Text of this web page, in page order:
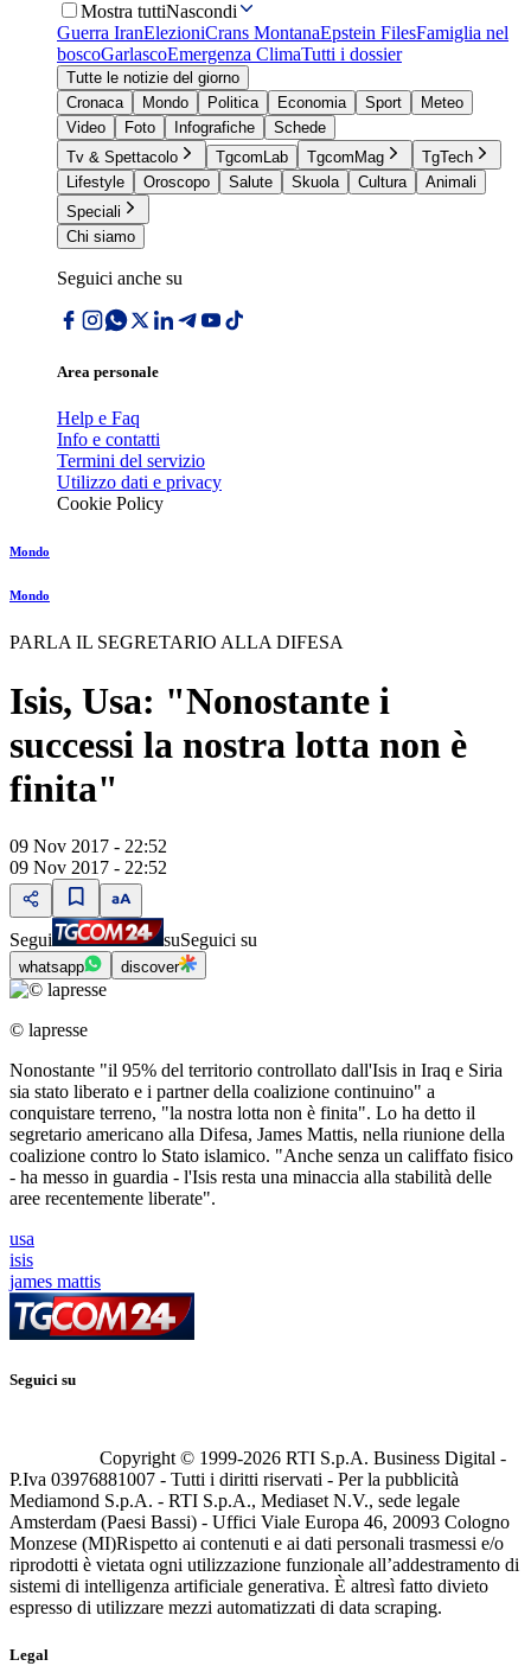
Mostra tuttiNascondi
Guerra IranElezioniCrans MontanaEpstein FilesFamiglia nel
boscoGarlascoEmergenza ClimaTutti i dossier
Tutte le notizie del giorno
Cronaca
Mondo Politica Economia Sport
Meteo
Video
Foto Infografiche
Schede
Tv & Spettacolo
TgcomLab TgcomMag
TgTech
Lifestyle
Oroscopo Salute Skuola Cultura
Animali
Speciali
Chi siamo
Seguici anche su
Area personale
Help e Faq
Info e contatti
Termini del servizio
Utilizzo dati e privacy
Cookie Policy
Mondo
Mondo
PARLA IL SEGRETARIO ALLA DIFESA
Isis, Usa: "Nonostante i
successi la nostra lotta non è
finita"
09 Nov 2017 - 22:52
09 Nov 2017 - 22:52
Segui suSeguici su
whatsapp discover
© lapresse
Nonostante "il 95% del territorio controllato dall'Isis in Iraq e Siria
sia stato liberato e i partner della coalizione continuino" a
conquistare terreno, "la nostra lotta non è finita". Lo ha detto il
segretario americano alla Difesa, James Mattis, nella riunione della
coalizione contro lo Stato islamico. "Anche senza un califfato fisico
- ha messo in guardia - l'Isis resta una minaccia alla stabilità delle
aree recentemente liberate".
usa
isis
james mattis
Seguici su
Copyright © 1999-2026 RTI S.p.A. Business Digital -
P.Iva 03976881007 - Tutti i diritti riservati - Per la pubblicità
Mediamond S.p.A. - RTI S.p.A., Mediaset N.V., sede legale
Amsterdam (Paesi Bassi) - Uffici Viale Europa 46, 20093 Cologno
Monzese (MI)Rispetto ai contenuti e ai dati personali trasmessi e/o
riprodotti è vietata ogni utilizzazione funzionale all’addestramento di
sistemi di intelligenza artificiale generativa. È altresì fatto divieto
espresso di utilizzare mezzi automatizzati di data scraping.
Legal